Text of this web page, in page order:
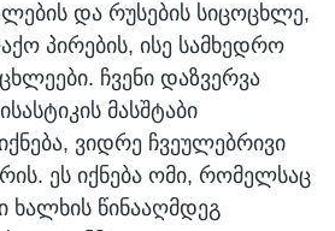
და რუსების სიცოცხლე,
პირების, ისე სამხედრო
ჩვენი დაზვერვა
მასშტაბი
ვიდრე ჩვეულებრივი
ეს იქნება ომი, რომელსაც
ხალხის წინააღმდეგ